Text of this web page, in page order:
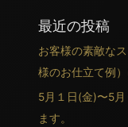
最近の投稿
お客様の素敵な
様のお仕立て例
5月１日(金)〜5
ます。